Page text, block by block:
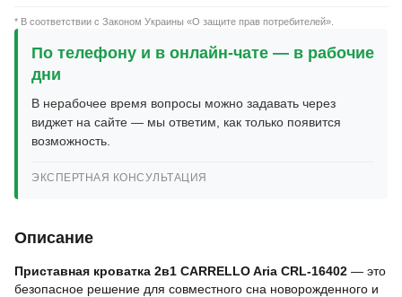
* В соответствии с Законом Украины «О защите прав потребителей».
По телефону и в онлайн-чате — в рабочие
дни
В нерабочее время вопросы можно задавать через
виджет на сайте — мы ответим, как только появится
возможность.
ЭКСПЕРТНАЯ КОНСУЛЬТАЦИЯ
Описание
Приставная кроватка 2в1 CARRELLO Aria CRL-16402 — это
безопасное решение для совместного сна новорожденного и